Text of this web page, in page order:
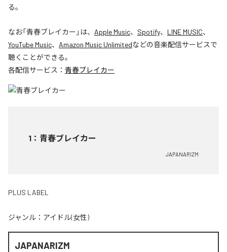
る。
なお「青春ブレイカー 」は、 Apple Music、 Spotify、 LINE MUSIC、
YouTube Music、 Amazon Music Unlimitedなどの音楽配信サービスで
聴くことができる。
各配信サービス： 青春ブレイカー
1 ： 青春ブレイカー
JAPANARIZM
PLUS LABEL
ジャンル： アイドル(女性)
JAPANARIZM